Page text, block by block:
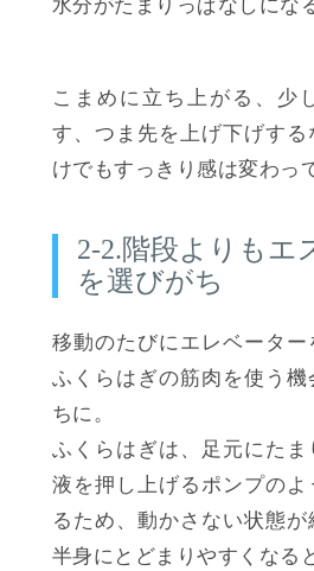
水分がたまりっぱなしにな
こまめに立ち上がる、少
す、つま先を上げ下げす
けでもすっきり感は変わっ
2-2.階段よりもエ
を選びがち
移動のたびにエレベーター
ふくらはぎの筋肉を使う
ちに。
ふくらはぎは、足元にたま
液を押し上げるポンプの
るため、動かさない状態
半身にとどまりやすくなる